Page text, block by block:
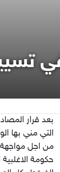
بعد قرار
التي مني بها
من اجل
حكومة